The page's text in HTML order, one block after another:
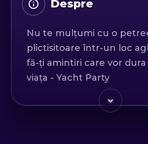
Despre
Nu te mulțumi cu o
plictisitoare într-un loc
fă-ți amintiri care vor
viața - Yacht Party
Experimentează o